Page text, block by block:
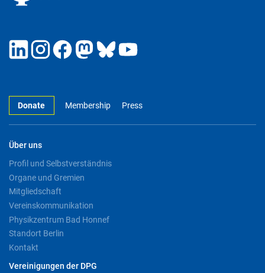
Donate Membership Press
Über uns
Profil und Selbstverständnis
Organe und Gremien
Mitgliedschaft
Vereinskommunikation
Physikzentrum Bad Honnef
Standort Berlin
Kontakt
Vereinigungen der DPG